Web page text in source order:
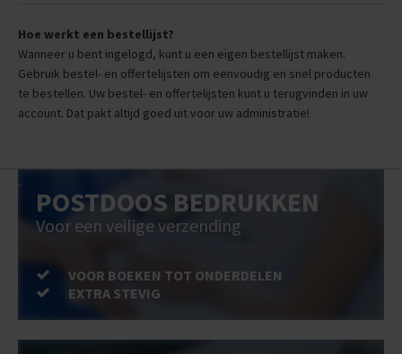
Hoe werkt een bestellijst?
Wanneer u bent ingelogd, kunt u een eigen bestellijst maken.
Gebruik bestel- en offertelijsten om eenvoudig en snel producten
te bestellen. Uw bestel- en offertelijsten kunt u terugvinden in uw
account. Dat pakt altijd goed uit voor uw administratie!
POSTDOOS BEDRUKKEN
Voor een veilige verzending
VOOR BOEKEN TOT ONDERDELEN
EXTRA STEVIG